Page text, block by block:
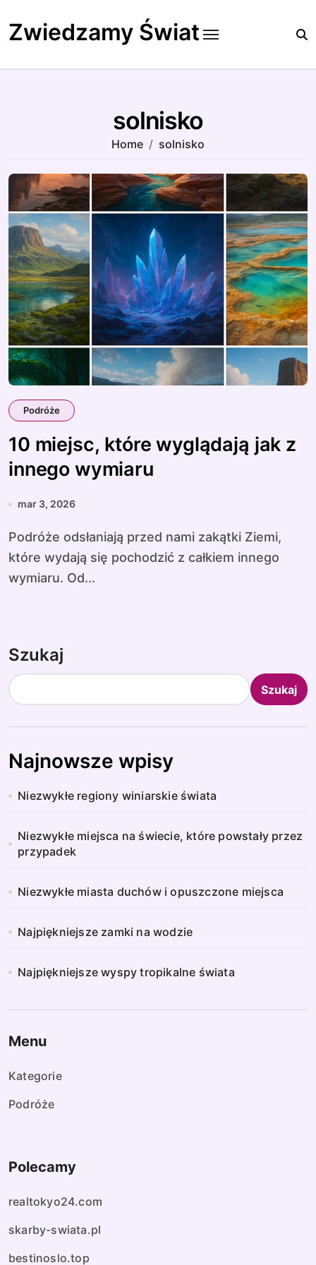
to
content
Zwiedzamy Świat
solnisko
Home solnisko
Podróże
10 miejsc, które wyglądają jak z
innego wymiaru
mar 3, 2026
Podróże odsłaniają przed nami zakątki Ziemi,
które wydają się pochodzić z całkiem innego
wymiaru. Od...
Szukaj
Szukaj
Najnowsze wpisy
Niezwykłe regiony winiarskie świata
Niezwykłe miejsca na świecie, które powstały przez
przypadek
Niezwykłe miasta duchów i opuszczone miejsca
Najpiękniejsze zamki na wodzie
Najpiękniejsze wyspy tropikalne świata
Menu
Kategorie
Podróże
Polecamy
realtokyo24.com
skarby-swiata.pl
bestinoslo.top